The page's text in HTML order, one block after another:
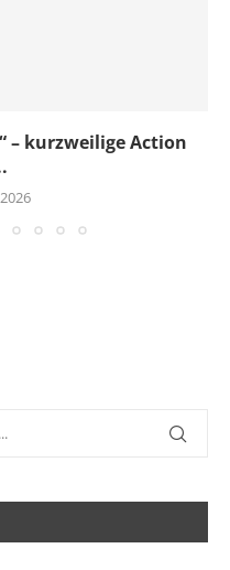
– kurzweilige Action